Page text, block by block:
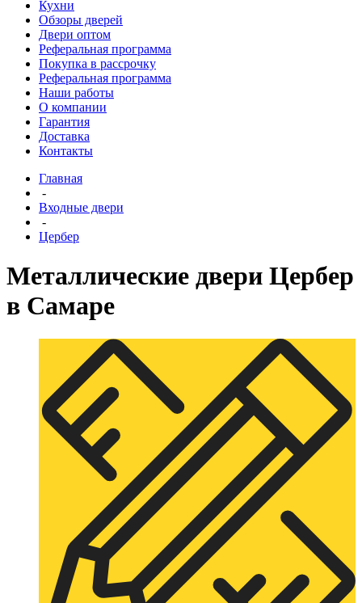
Кухни
Обзоры дверей
Двери оптом
Реферальная программа
Покупка в рассрочку
Реферальная программа
Наши работы
О компании
Гарантия
Доставка
Контакты
Главная
-
Входные двери
-
Цербер
Металлические двери Цербер
в Самаре